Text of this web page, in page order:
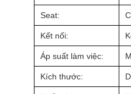
Seat:
Kết nối:
Áp suất làm việc:
Kích thước: